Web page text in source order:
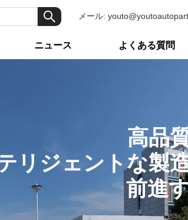
メール:
ニュース よくある質問
高品
リジェントな製
前進